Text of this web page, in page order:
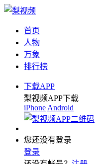
首页
人物
万象
排行榜
下载APP
梨视频APP下载
iPhone Android
您还没有登录
登录